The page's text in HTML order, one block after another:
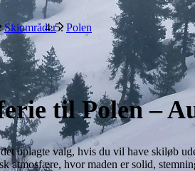
Skiområder Polen
til Polen –
oplagte valg, hvis du vil have skiløb
atmosfære, hvor maden er solid,